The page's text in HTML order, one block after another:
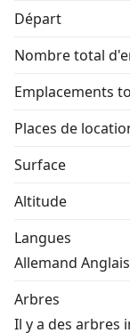
Départ
Nombre total
Emplacements
Places de
Surface
Altitude
Langues
Allemand Anglais
Arbres
Il y a des arbres